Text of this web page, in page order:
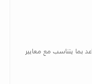
بما يتناسب مع معايير